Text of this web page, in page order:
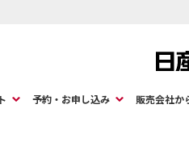
予約・お申し込み 販売会社か